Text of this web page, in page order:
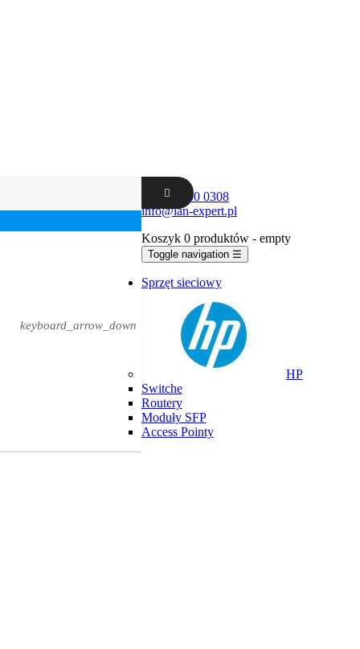
keyboard_arrow_down
+48 62 300 0308
info@lan-expert.pl
Koszyk 0 produktów - empty
Toggle navigation ☰
Sprzęt sieciowy
HP
Switche
Routery
Moduły SFP
Access Pointy